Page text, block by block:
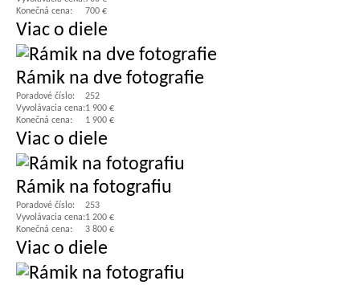
Konečná cena:
700 €
Viac o diele
Rámik na dve fotografie
Poradové číslo:
252
Vyvolávacia cena:1 900 €
Konečná cena:
1 900 €
Viac o diele
Rámik na fotografiu
Poradové číslo:
253
Vyvolávacia cena:1 200 €
Konečná cena:
3 800 €
Viac o diele